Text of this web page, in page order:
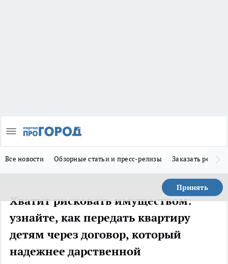
Все новости Обзорные статьи и пресс-релизы Заказать
Принять
Хватит рисковать имуществом:
узнайте, как передать квартиру
детям через договор, который
надежнее дарственной